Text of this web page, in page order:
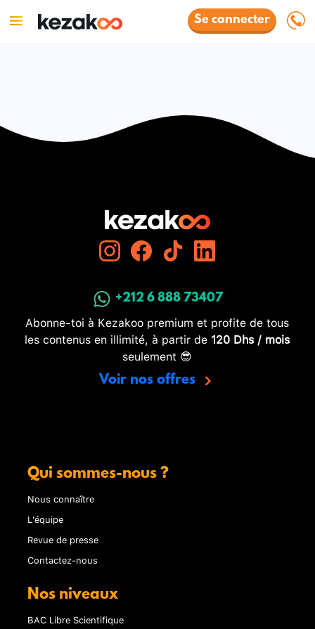
Se connecter
+212 6 888 73407
Abonne-toi à Kezakoo premium et profite de tous
les contenus en illimité, à partir de 120 Dhs / mois
seulement 😎
Voir nos offres
Qui sommes-nous ?
Nous connaître
L'équipe
Revue de presse
Contactez-nous
Nos niveaux
BAC Libre Scientifique